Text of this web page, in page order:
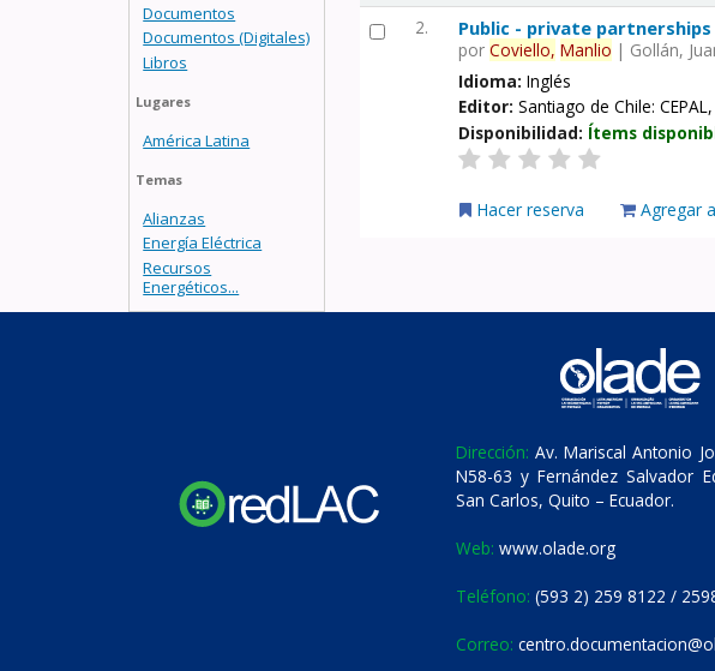
Documentos
Documentos (Digitales)
Libros
Lugares
América Latina
Temas
Alianzas
Energía Eléctrica
Recursos
Energéticos...
2. Public - private
porCoviello, Manlio | Gollán,
Idioma:Inglés
Editor:Santiago de Chile:
Disponibilidad: Ítems
Hacer reserva Agregar
Dirección: Av. Mariscal Antonio
N58-63 y Fernández Salvador
San Carlos, Quito – Ecuador.
Web: www.olade.org
Teléfono: (593 2) 259 8122 /
Correo: